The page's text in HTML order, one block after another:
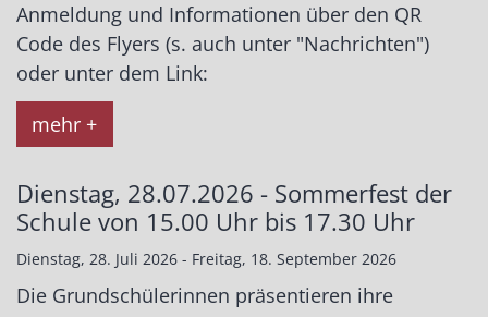
Anmeldung und Informationen über den QR
Code des Flyers (s. auch unter "Nachrichten")
oder unter dem Link:
mehr +
Dienstag, 28.07.2026 - Sommerfest der
Schule von 15.00 Uhr bis 17.30 Uhr
Dienstag, 28. Juli 2026 - Freitag, 18. September 2026
Die Grundschülerinnen präsentieren ihre